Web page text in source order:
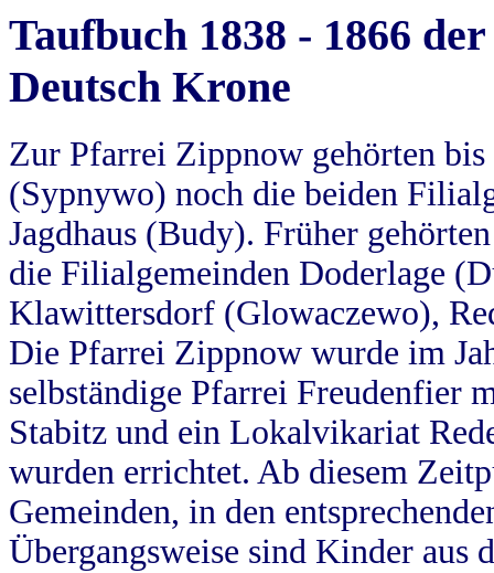
Taufbuch 1838 - 1866
Deutsch Krone
Zur Pfarrei Zippnow gehörten
(Sypnywo) noch die beiden
Jagdhaus (Budy). Früher
die Filialgemeinden Doderlage
Klawittersdorf (Glowaczewo),
Die Pfarrei Zippnow wurde im
selbständige Pfarrei Freudenfier
Stabitz und ein Lokalvikariat
wurden errichtet. Ab diesem
Gemeinden, in den
Übergangsweise sind Kinder aus